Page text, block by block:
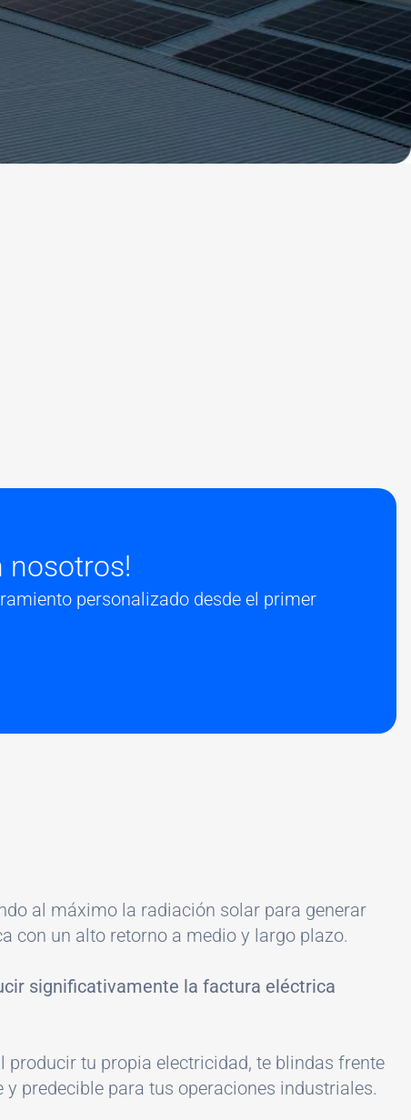
nosotros!
personalizado desde el primer
al máximo la radiación solar para generar
con un alto retorno a medio y largo plazo.
significativamente la factura eléctrica
producir tu propia electricidad, te blindas frente
predecible para tus operaciones industriales.